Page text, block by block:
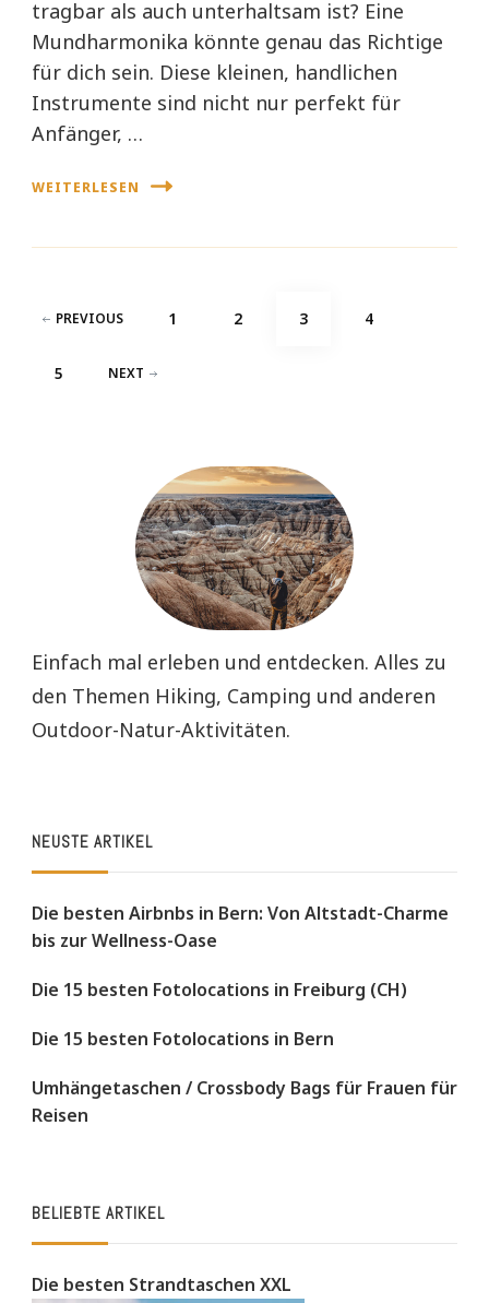
tragbar als auch unterhaltsam ist? Eine
Mundharmonika könnte genau das Richtige
für dich sein. Diese kleinen, handlichen
Instrumente sind nicht nur perfekt für
Anfänger, …
WEITERLESEN
Seitennummerierung
Beiträge
PREVIOUS PAGE
1 PAGE
2 PAGE
3 PAGE
4
PAGE
5 NEXT
Einfach mal erleben und entdecken. Alles zu
den Themen Hiking, Camping und anderen
Outdoor-Natur-Aktivitäten.
NEUSTE ARTIKEL
Die besten Airbnbs in Bern: Von Altstadt-Charme
bis zur Wellness-Oase
Die 15 besten Fotolocations in Freiburg (CH)
Die 15 besten Fotolocations in Bern
Umhängetaschen / Crossbody Bags für Frauen für
Reisen
BELIEBTE ARTIKEL
Die besten Strandtaschen XXL